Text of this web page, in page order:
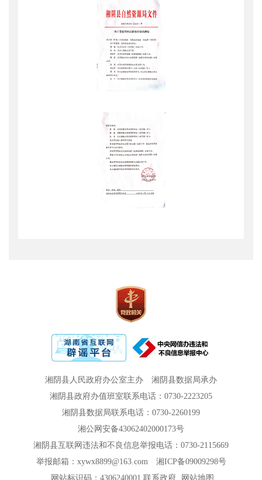
湘阴县人民政府办公室主办
湘阴县数据局承办
湘阴县政府办值班室联系电话：0730-2223205
湘阴县数据局联系电话：0730-2260199
湘公网安备43062402000173号
湘阴县互联网违法和不良信息举报电话：0730-2115669
举报邮箱：xywx8899@163.com
湘ICP备09009298号
网站标识码：4306240001 联系政府 网站地图